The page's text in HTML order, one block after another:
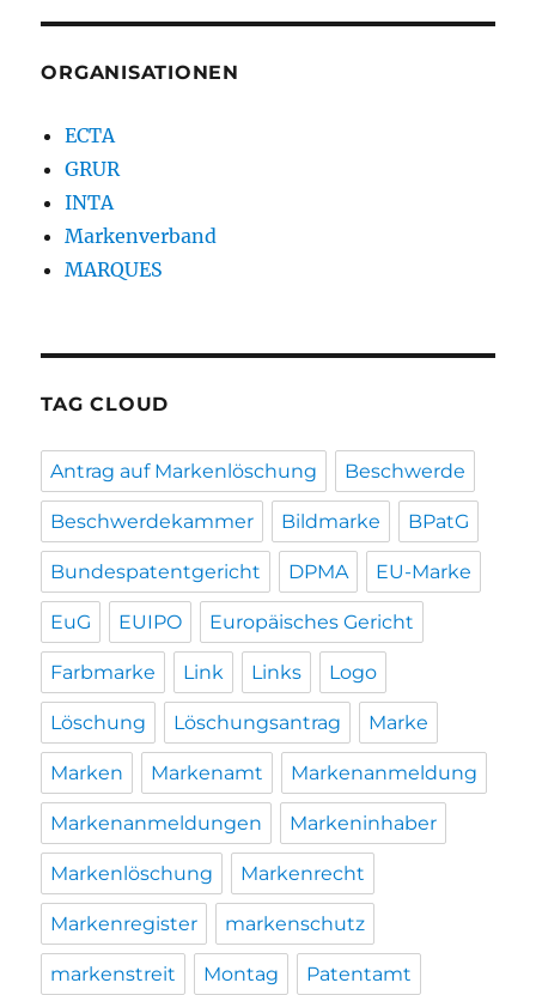
ORGANISATIONEN
ECTA
GRUR
INTA
Markenverband
MARQUES
TAG CLOUD
Antrag auf Markenlöschung Beschwerde
Beschwerdekammer Bildmarke BPatG
Bundespatentgericht DPMA EU-Marke
EuG EUIPO Europäisches Gericht
Farbmarke Link Links Logo
Löschung Löschungsantrag Marke
Marken Markenamt Markenanmeldung
Markenanmeldungen Markeninhaber
Markenlöschung Markenrecht
Markenregister markenschutz
markenstreit Montag Patentamt